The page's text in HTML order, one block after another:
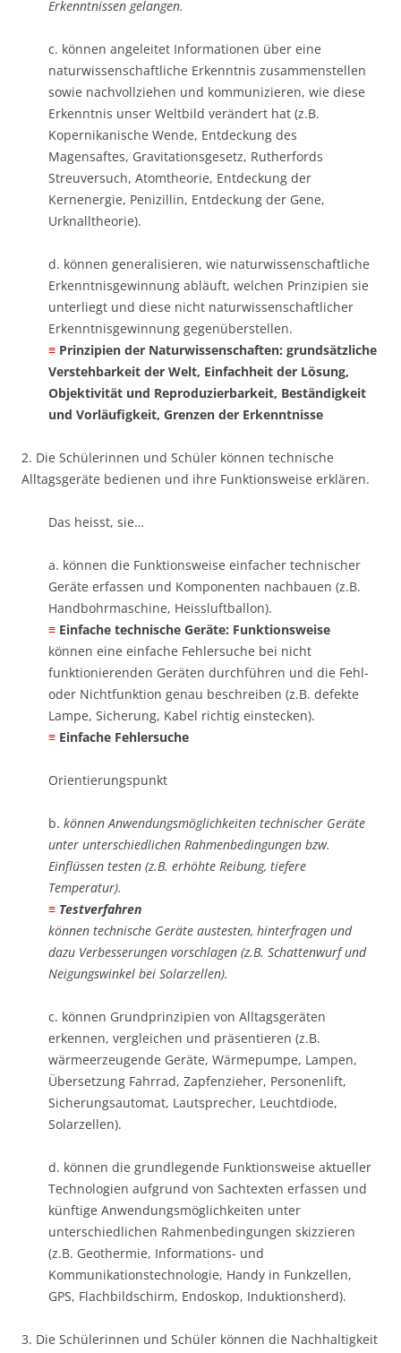
Erkenntnissen gelangen.
c. können angeleitet Informationen über eine
naturwissenschaftliche Erkenntnis zusammenstellen
sowie nachvollziehen und kommunizieren, wie diese
Erkenntnis unser Weltbild verändert hat (z.B.
Kopernikanische Wende, Entdeckung des
Magensaftes, Gravitationsgesetz, Rutherfords
Streuversuch, Atomtheorie, Entdeckung der
Kernenergie, Penizillin, Entdeckung der Gene,
Urknalltheorie).
d. können generalisieren, wie naturwissenschaftliche
Erkenntnisgewinnung abläuft, welchen Prinzipien sie
unterliegt und diese nicht naturwissenschaftlicher
Erkenntnisgewinnung gegenüberstellen. ​
≡ Prinzipien der Naturwissenschaften: grundsätzliche
Verstehbarkeit der Welt, Einfachheit der Lösung,
Objektivität und Reproduzierbarkeit, Beständigkeit
und Vorläufigkeit, Grenzen der Erkenntnisse
2. Die Schülerinnen und Schüler können technische
Alltagsgeräte bedienen und ihre Funktionsweise erklären.
Das heisst, sie…
a. können die Funktionsweise einfacher technischer
Geräte erfassen und Komponenten nachbauen (z.B.
Handbohrmaschine, Heissluftballon). ​
≡ Einfache technische Geräte: Funktionsweise
können eine einfache Fehlersuche bei nicht
funktionierenden Geräten durchführen und die Fehl-
oder Nichtfunktion genau beschreiben (z.B. defekte
Lampe, Sicherung, Kabel richtig einstecken). ​
≡ Einfache Fehlersuche
Orientierungspunkt
b. können Anwendungsmöglichkeiten technischer Geräte
unter unterschiedlichen Rahmenbedingungen bzw.
Einflüssen testen (z.B. erhöhte Reibung, tiefere
Temperatur). ​
≡ Testverfahren
können technische Geräte austesten, hinterfragen und
dazu Verbesserungen vorschlagen (z.B. Schattenwurf und
Neigungswinkel bei Solarzellen).
c. können Grundprinzipien von Alltagsgeräten
erkennen, vergleichen und präsentieren (z.B.
wärmeerzeugende Geräte, Wärmepumpe, Lampen,
Übersetzung Fahrrad, Zapfenzieher, Personenlift,
Sicherungsautomat, Lautsprecher, Leuchtdiode,
Solarzellen).
d. können die grundlegende Funktionsweise aktueller
Technologien aufgrund von Sachtexten erfassen und
künftige Anwendungsmöglichkeiten unter
unterschiedlichen Rahmenbedingungen skizzieren
(z.B. Geothermie, Informations- und
Kommunikationstechnologie, Handy in Funkzellen,
GPS, Flachbildschirm, Endoskop, Induktionsherd).
3. Die Schülerinnen und Schüler können die Nachhaltigkeit